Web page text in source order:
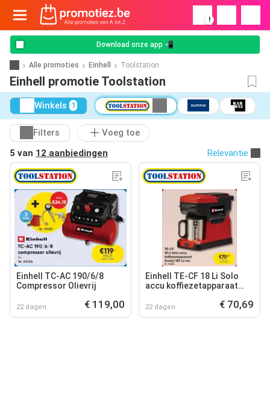
!
Download onze app 📲
Alle promoties Einhell Toolstation
Einhell promotie Toolstation
Winkels 1
Filters
Voeg toe
5 van 12 aanbiedingen Relevantie
Einhell TC-AC 190/6/8
Compressor Olievrij
22 dagen € 119,00
Einhell TE-CF 18 Li Solo
accu koffiezetapparaat
22 dagen € 70,69